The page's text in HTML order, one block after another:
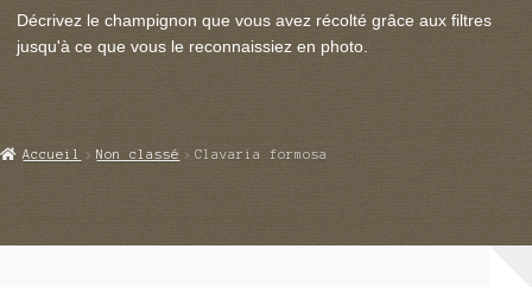
le
Actualités
Echanges et contacts
Décrivez le champignon que vous avez récolté grâce aux filtres
jusqu'à ce que vous le reconnaissiez en photo.
Accueil Non classé Clavaria formosa